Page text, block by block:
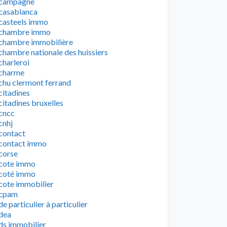
immo
immo
immobilière
nationale des huissiers
clermont ferrand
bruxelles
immo
immo
immo
immobilier
particulier à particulier
immobilier